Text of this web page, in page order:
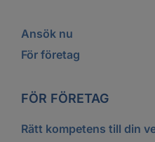
Ansök nu
För företag
FÖR FÖRETAG
Rätt kompetens till din